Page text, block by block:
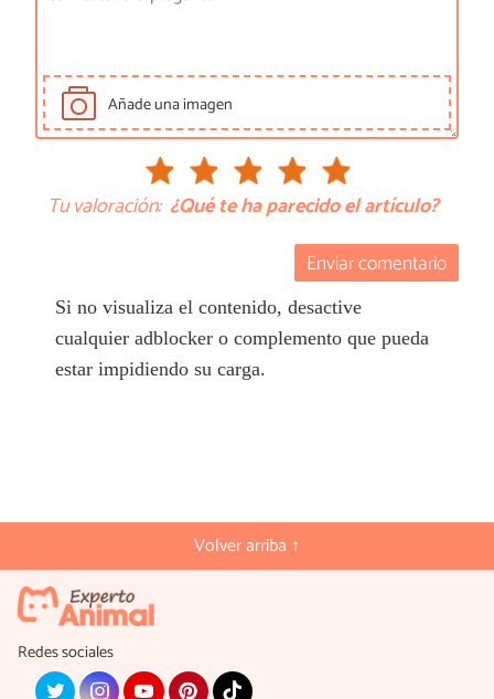
Añade una imagen
Tu valoración: ¿Qué te ha parecido el artículo?
Enviar comentario
Si no visualiza el contenido, desactive
cualquier adblocker o complemento que pueda
estar impidiendo su carga.
Volver arriba ↑
Redes sociales